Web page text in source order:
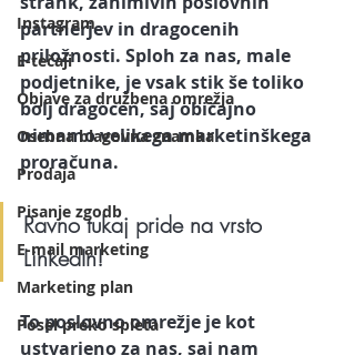
Instagram
E-tečaji
Objave za družbena omrežja
Osebna blagovna znamka
Prodaja
Pisanje zgodb
E-mail marketing
Marketing plan
Posel preko spleta
partnerjev in dragocenih
priložnosti. Sploh za nas, male
podjetnike, je vsak stik še toliko
bolj dragocen, saj običajno
nimamo velikega marketinškega
proračuna.
Ravno tukaj pride na vrsto
LinkedIn!
To poslovno omrežje je kot
ustvarjeno za nas, saj nam